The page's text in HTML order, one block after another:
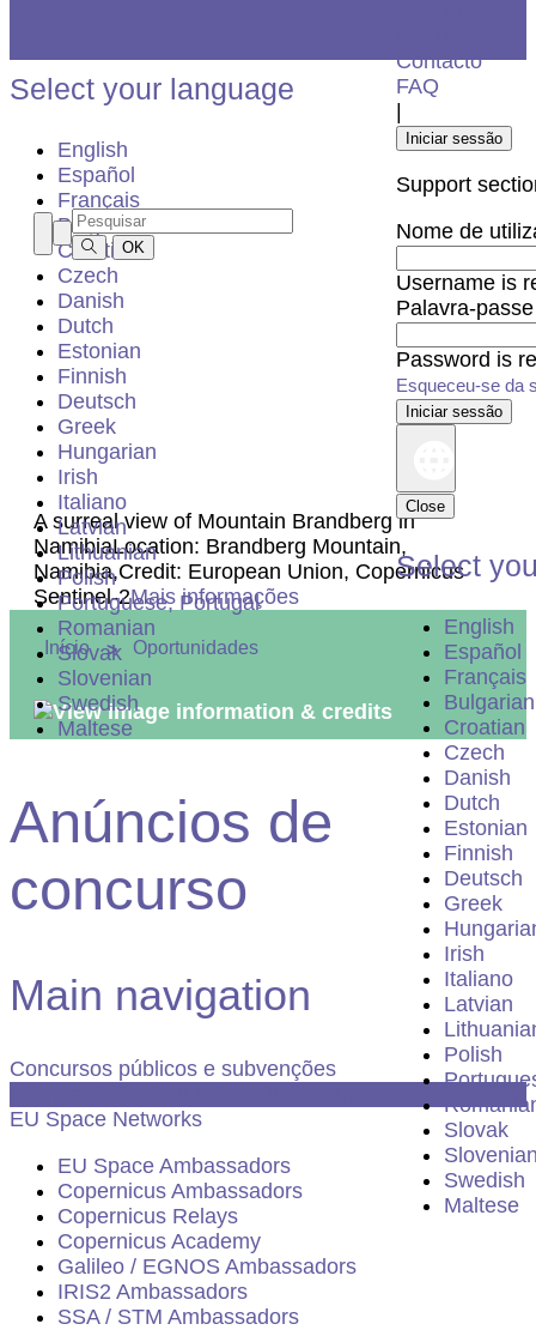
Select your language
English
Español
Français
Bulgarian
Croatian
Czech
Danish
Dutch
Estonian
Finnish
Deutsch
Greek
Hungarian
Irish
Italiano
Latvian
Lithuanian
Polish
Portuguese, Portugal
Romanian
Slovak
Slovenian
Swedish
Maltese
Contacto
FAQ
Iniciar sessão
Support
Nome de
Username is
Palavra-passe
Password is
Esqueceu-se da
Close
Select
English
Español
Français
Bulgarian
Croatian
Czech
Danish
Dutch
Estonian
Finnish
Deutsch
Greek
Irish
Italiano
Latvian
Polish
Slovak
Swedish
Maltese
OK
A surreal view of Mountain Brandberg in
NamibiaLocation: Brandberg Mountain,
Namibia,Credit: European Union, Copernicus
Sentinel-2Mais informações
You are here:
Início Oportunidades
View image information & credits
Anúncios de
concurso
Main navigation
Concursos públicos e subvenções
EU Space Networks
EU Space Ambassadors
Copernicus Ambassadors
Copernicus Relays
Copernicus Academy
Galileo / EGNOS Ambassadors
IRIS2 Ambassadors
SSA / STM Ambassadors